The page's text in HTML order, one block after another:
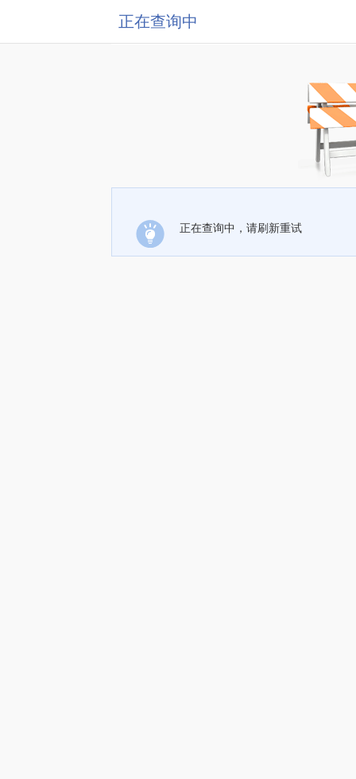
正在查询中
正在查询中，请刷新重试